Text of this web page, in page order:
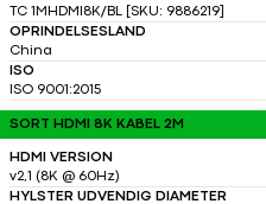
TC 1MHDMI8K/BL [SKU: 9886219]
OPRINDELSESLAND
China
ISO
ISO 9001:2015
SORT HDMI 8K KABEL 2M
HDMI VERSION
v2,1 (8K @ 60Hz)
HYLSTER UDVENDIG DIAMETER